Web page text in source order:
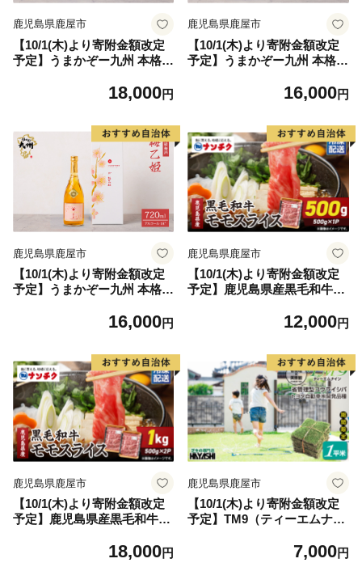
鹿児島県鹿屋市
【10/1(木)より寄附金額改定
予定】うまかぞー九州 本格芋
酎 KN163-001-0118,000円
鹿児島県鹿屋市
【10/1(木)より寄附金額改定
予定】うまかぞー九州 本格麦
酎 KN163-001-0216,000円
鹿児島県鹿屋市
【10/1(木)より寄附金額改定
予定】うまかぞー九州 本格梅
16,000円
鹿児島県鹿屋市
【10/1(木)より寄附金額改定
予定】鹿児島県産黒毛和牛モ
12,000円
鹿児島県鹿屋市
【10/1(木)より寄附金額改定
予定】鹿児島県産黒毛和牛モ
P） KN102-001-0218,000円
鹿児島県鹿屋市
【10/1(木)より寄附金額改定
予定】TM9（ティーエムナイ
ヨタ自動車(株)開発品種 1平
7,000円